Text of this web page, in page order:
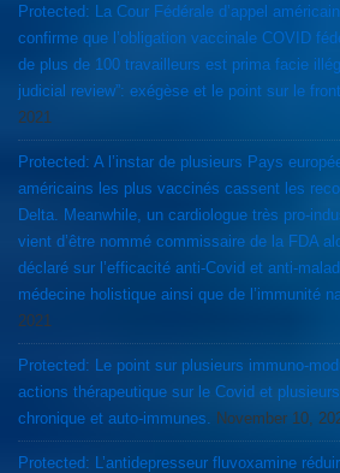
Protected: La Cour Fédérale d’appel
confirme que l’obligation vaccinale COVID fédérale pour les
de plus de 100 travailleurs est prima facie
judicial review”: exégèse et le point sur le
2021
Protected: A l’instar de plusieurs Pays
américains les plus vaccinés cassent les
Delta. Meanwhile, un cardiologue très pro-
vient d’être nommé commissaire de la FDA
déclaré sur l’efficacité anti-Covid et anti-
médecine holistique ainsi que de l’immunité
2021
Protected: Le point sur plusieurs immuno-modulateurs naturels et leur
actions thérapeutique sur le Covid et
chronique et auto-immunes.
November 10,
Protected: L’antidepresseur fluvoxamine